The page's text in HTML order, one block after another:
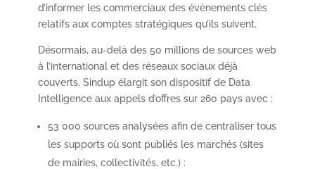
d’informer les commerciaux des évènements clés
relatifs aux comptes stratégiques qu’ils suivent.
Désormais, au-delà des 50 millions de sources web
à l’international et des réseaux sociaux déjà
couverts, Sindup élargit son dispositif de Data
Intelligence aux appels d’offres sur 260 pays avec :
53 000 sources analysées afin de centraliser tous
les supports où sont publiés les marchés (sites
de mairies, collectivités, etc.) :